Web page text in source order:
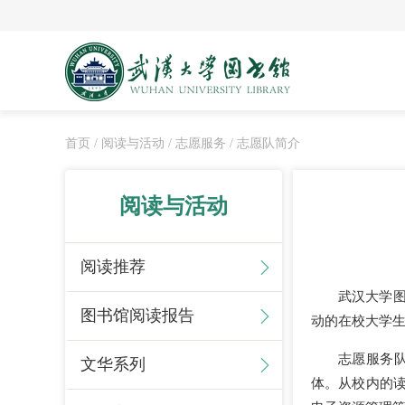
首页 / 阅读与活动 / 志愿服务 / 志愿队简介
阅读与活动
阅读推荐
图书馆阅读报告
文华系列
武汉大学
动的在校大学
志愿服务
体。从校内的